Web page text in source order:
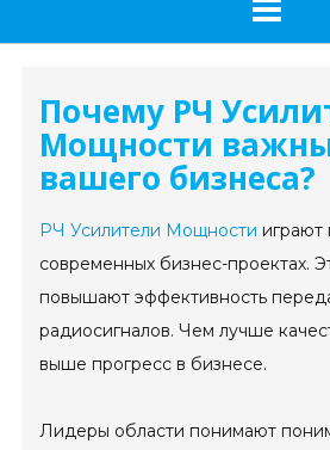
Почему РЧ
Мощности
вашего бизнеса?
РЧ Усилители Мощности играют
современных бизнес-проектах.
повышают эффективность
радиосигналов. Чем лучше
выше прогресс в бизнесе.
Лидеры области понимают